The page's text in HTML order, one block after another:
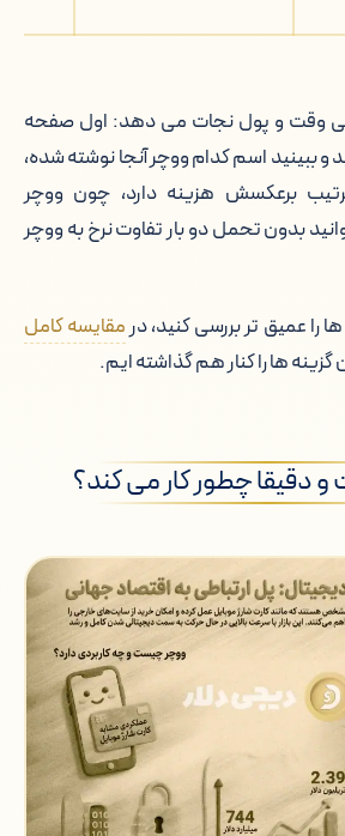
وقت و پول نجات می دهد: اول صفحه
و ببینید اسم کدام ووچر آنجا نوشته شده،
برعکسش هزینه دارد، چون ووچر
بدون تحمل دو بار تفاوت نرخ به ووچر
را عمیق تر بررسی کنید، درمقایسه کامل
ها را کنار هم گذاشته ایم.
دقیقا چطور کار می کند؟